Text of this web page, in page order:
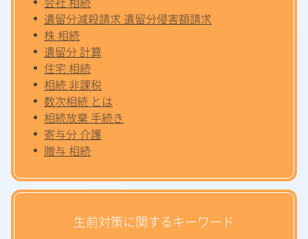
遺留分減殺請求 遺留分侵害額請求
株 相続
遺留分 計算
住宅 相続
相続 非課税
数次相続 とは
相続放棄 手続き
寄与分 介護
贈与 相続
生前対策に関するキーワード